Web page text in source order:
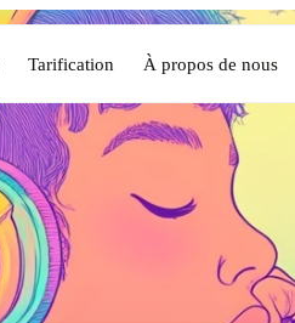
Tarification À propos de nous